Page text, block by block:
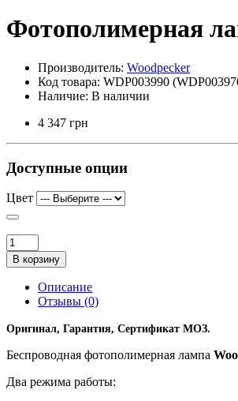
Фотополимерная
Производитель: Woodpecker
Код товара: WDP003990
Наличие: В наличии
4 347 грн
Доступные опции
Цвет
В корзину
Описание
Отзывы (0)
Оригинал, Гарантия, Сертификат МОЗ.
Беспроводная фотополимерная лампа
Два режима работы: